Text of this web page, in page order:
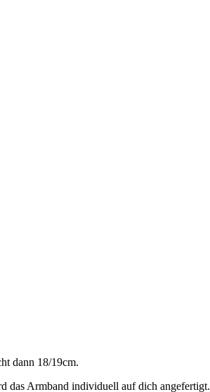
dann 18/19cm.
das Armband individuell auf dich angefertigt.